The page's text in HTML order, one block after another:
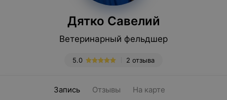
Дятко Савелий
Ветеринарный фельдшер
2 отзыва
5.0
Запись Отзывы На карте